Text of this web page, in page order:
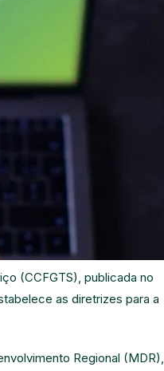
(CCFGTS), publicada no
as diretrizes para a
Regional (MDR),